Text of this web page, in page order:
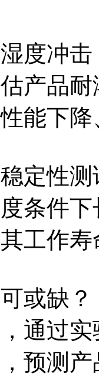
度冲
产品
能下
定性测
条件
工作
或缺？
通过
预测